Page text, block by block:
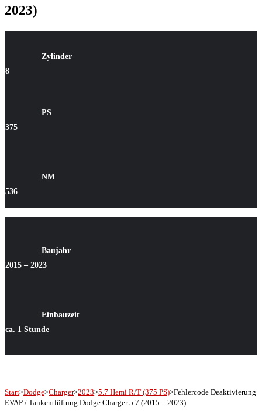
2023)
Zylinder
8
PS
375
NM
536
Baujahr
2015 – 2023
Einbauzeit
ca. 1 Stunde
Start>Dodge>Charger>2023>5.7 Hemi R/T (375 PS)>Fehlercode Deaktivierung
EVAP / Tankentlüftung Dodge Charger 5.7 (2015 – 2023)